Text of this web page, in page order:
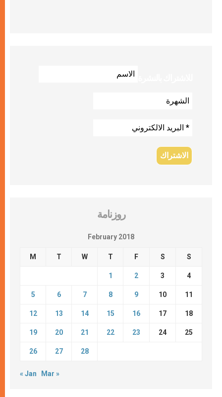
روزنامة
February 2018
M T W T F S S
1 2 3 4
5 6 7 8 9 10 11
12 13 14 15 16 17 18
19 20 21 22 23 24 25
26 27 28
« Jan Mar »